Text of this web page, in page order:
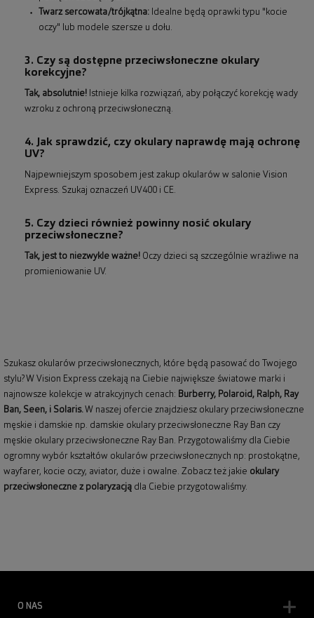
Twarz sercowata/trójkątna: Idealne będą oprawki typu "kocie
oczy" lub modele szersze u dołu.
3. Czy są dostępne przeciwsłoneczne okulary
korekcyjne?
Tak, absolutnie! Istnieje kilka rozwiązań, aby połączyć korekcję wady
wzroku z ochroną przeciwsłoneczną.
4. Jak sprawdzić, czy okulary naprawdę mają ochronę
UV?
Najpewniejszym sposobem jest zakup okularów w salonie Vision
Express. Szukaj oznaczeń UV400 i CE.
5. Czy dzieci również powinny nosić okulary
przeciwsłoneczne?
Tak, jest to niezwykle ważne! Oczy dzieci są szczególnie wrażliwe na
promieniowanie UV.
Szukasz okularów przeciwsłonecznych, które będą pasować do Twojego
stylu? W Vision Express czekają na Ciebie największe światowe marki i
najnowsze kolekcje w atrakcyjnych cenach: Burberry, Polaroid , Ralph, Ray
Ban, Seen, i Solaris.W naszej ofercie znajdziesz okulary przeciwsłoneczne
męskie i damskie np. damskie okulary przeciwsłoneczne Ray Ban czy
męskie okulary przeciwsłoneczne Ray Ban. Przygotowaliśmy dla Ciebie
ogromny wybór kształtów okularów przeciwsłonecznych np: prostokątne,
wayfarer, kocie oczy, aviator, duże i owalne. Zobacz też jakie okulary
przeciwsłoneczne z polaryzacją dla Ciebie przygotowaliśmy.
O NAS